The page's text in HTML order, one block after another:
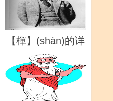
【樿】(shàn)的详
解